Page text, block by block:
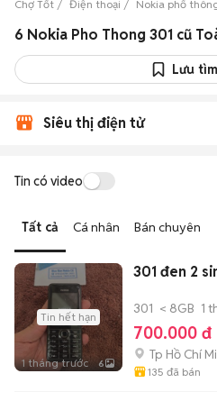
Chợ Tốt Điện thoại Nokia phổ
6 Nokia Pho Thong 301 cũ
Lưu
Siêu thị điện tử
Tin có video
Tất cả Cá nhân Bán chuyên
Tin hết hạn
1 tháng trước 6
301 đen 2
301 < 8GB 1
700.000 đ
Tp Hồ Chí
135 đã bán